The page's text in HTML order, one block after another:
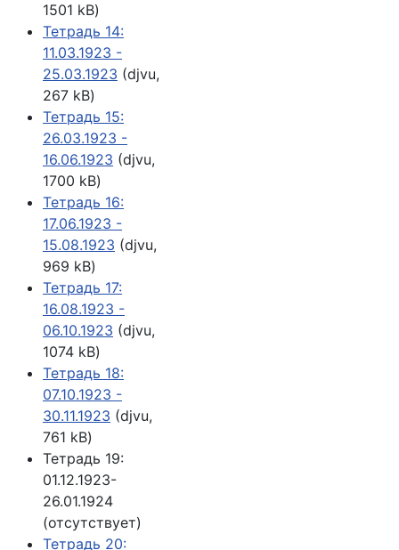
1501 kB)
Тетрадь 14:
11.03.1923 -
25.03.1923 (djvu,
267 kB)
Тетрадь 15:
26.03.1923 -
16.06.1923 (djvu,
1700 kB)
Тетрадь 16:
17.06.1923 -
15.08.1923 (djvu,
969 kB)
Тетрадь 17:
16.08.1923 -
06.10.1923 (djvu,
1074 kB)
Тетрадь 18:
07.10.1923 -
30.11.1923 (djvu,
761 kB)
Тетрадь 19:
01.12.1923-
26.01.1924
(отсутствует)
Тетрадь 20: